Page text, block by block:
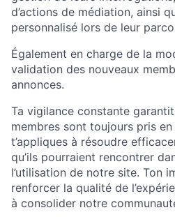
d’actions de médiation, ainsi
personnalisé lors de leur
Également en charge de la
validation des nouveaux
annonces.
Ta vigilance constante
membres sont toujours pris
t’appliques à résoudre
qu’ils pourraient rencontrer
l’utilisation de notre site. Ton
renforcer la qualité de
à consolider notre